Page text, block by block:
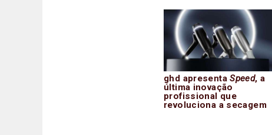
ghd apresentaSpeed, a
última inovação
profissional que
revoluciona a secagem